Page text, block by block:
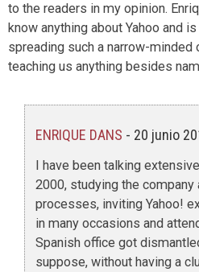
to the readers in my opinion.
know anything about Yahoo and
spreading such a narrow-minded
teaching us anything besides
ENRIQUE DANS - 20 junio
I have been talking
2000, studying the
processes, inviting Yahoo!
in many occasions and
Spanish office got
suppose, without having a